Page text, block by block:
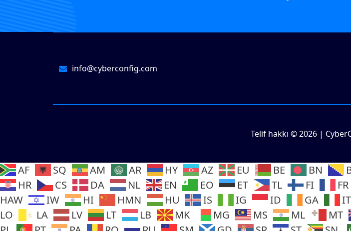
info@cyberconfig.com
Telif hakkı © 2026 |
AF SQ AM AR HY AZ EU BE BN
HR
CS DA NL EN EO ET TL FI FR
HAW
IW HI HMN HU IS IG ID GA IT
LO
LA LV LT LB MK MG MS ML MT